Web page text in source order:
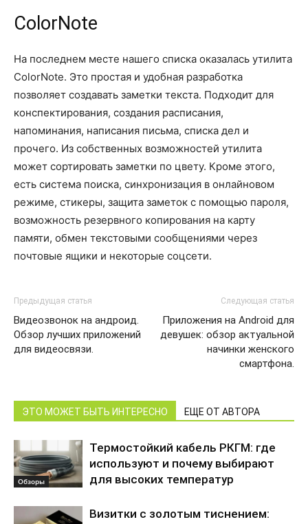
ColorNote
На последнем месте нашего списка оказалась утилита
ColorNote. Это простая и удобная разработка
позволяет создавать заметки текста. Подходит для
конспектирования, создания расписания,
напоминания, написания письма, списка дел и
прочего. Из собственных возможностей утилита
может сортировать заметки по цвету. Кроме этого,
есть система поиска, синхронизация в онлайновом
режиме, стикеры, защита заметок с помощью пароля,
возможность резервного копирования на карту
памяти, обмен текстовыми сообщениями через
почтовые ящики и некоторые соцсети.
Предыдущая статья
Видеозвонок на андроид.
Обзор лучших приложений
для видеосвязи.
Следующая статья
Приложения на Android для
девушек: обзор актуальной
начинки женского
смартфона.
ЭТО МОЖЕТ БЫТЬ ИНТЕРЕСНО ЕЩЕ ОТ АВТОРА
Обзоры
Термостойкий кабель РКГМ: где
используют и почему выбирают
для высоких температур
Визитки с золотым тиснением: